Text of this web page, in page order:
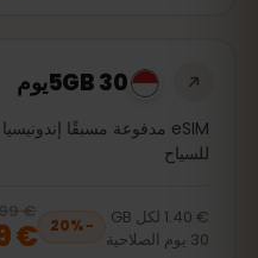
5GB 30يوم
للسياح
€ 1.40 لكل GB
30 يوم الصلاحية
−
20%
20% off, was
€ 8.99
€ 6.99